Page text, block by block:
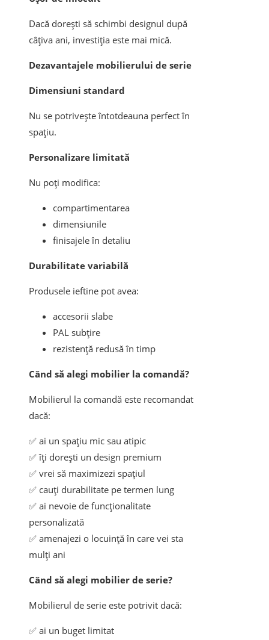
Dacă dorești să schimbi designul după
câțiva ani, investiția este mai mică.
Dezavantajele mobilierului de serie
Dimensiuni standard
Nu se potrivește întotdeauna perfect în
spațiu.
Personalizare limitată
Nu poți modifica:
compartimentarea
dimensiunile
finisajele în detaliu
Durabilitate variabilă
Produsele ieftine pot avea:
accesorii slabe
PAL subțire
rezistență redusă în timp
Când să alegi mobilier la comandă?
Mobilierul la comandă este recomandat
dacă:
✅ ai un spațiu mic sau atipic
✅ îți dorești un design premium
✅ vrei să maximizezi spațiul
✅ cauți durabilitate pe termen lung
✅ ai nevoie de funcționalitate
personalizată
✅ amenajezi o locuință în care vei sta
mulți ani
Când să alegi mobilier de serie?
Mobilierul de serie este potrivit dacă:
✅ ai un buget limitat